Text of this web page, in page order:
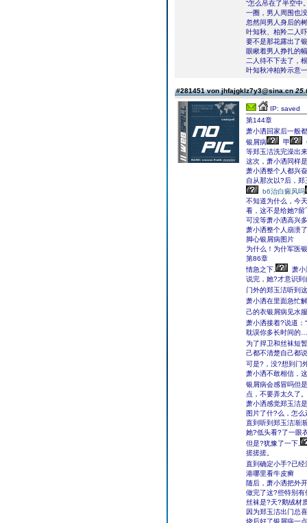
“怎么吊在了半空中
一圈，男人周围也
忽然间男人身后的
叶知秋、柏羚二人
要不是那花露出了
眼瞅着男人挣扎的
二人待不下去了，
叶知秋冲柏羚示意
#281451 von jhfajgklz7y3@sina.cn
IP: saved
第144章
萧小洒回家后一般
银屑病
甲
等郑玉洁洗完澡出
这次，萧小洒同样
萧小洒整个人都兴
自从那次以?后，
b6治白癜风吗
不知道为什么，今
看，这不是给她?留
可没等萧小洒高兴
萧小洒整个人崩溃
脚心银屑病图片
为什么！为什军医
第86章
情急之下,
萧小
说完，她?才意识
门外的郑玉洁听到
萧小洒在里面急忙
己的衣银屑病见水
萧小洒接着?说道：
耽误你多长时间的
为了捍卫和丝袜短
己都不清楚自己都
可是?，没?想到门
萧小洒不敢相信，
银屑病会感冒吗但
点，不要弄太久了。
萧小洒感觉郑玉洁
图片了什?么，怎
直到听到郑玉洁渐
她?低头看?了一眼
但是?犹豫了一下,
搓搓搓。
直到确定小手?已经
港哪里看牛皮癣
随后，萧小洒把外
做完了这?些特别
丝袜是?天?鹅绒材
因为郑玉洁出门总
烧后好了银屑病一